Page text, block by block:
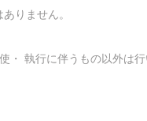
りません。
執行に伴うもの以外は行